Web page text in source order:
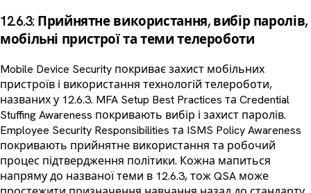
12.6.3: Прийнятне використання, вибір паролів,
мобільні пристрої та теми телероботи
Mobile Device Security покриває захист мобільних
пристроїв і використання технологій телероботи,
названих у 12.6.3. MFA Setup Best Practices та Credential
Stuffing Awareness покривають вибір і захист паролів.
Employee Security Responsibilities та ISMS Policy Awareness
покривають прийнятне використання та робочий
процес підтвердження політики. Кожна мапиться
напряму до названої теми в 12.6.3, тож QSA може